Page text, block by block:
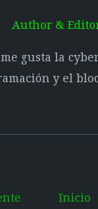
Author &
gusta la
y el
Inicio